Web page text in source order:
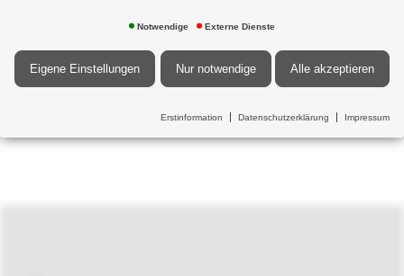
Notwendige Externe Dienste
Eigene Einstellungen Nur notwendige Alle akzeptieren
Erstinformation Datenschutzerklärung Impressum